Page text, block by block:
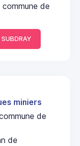
commune de
miniers
de
de